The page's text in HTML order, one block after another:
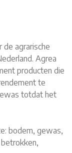
de agrarische
Agrea
producten die
te
totdat het
bodem, gewas,